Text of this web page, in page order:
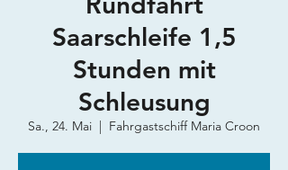
Saarschleife 1,5
Stunden mit
Schleusung
Sa., 24. Mai Fahrgastschiff Maria Croon